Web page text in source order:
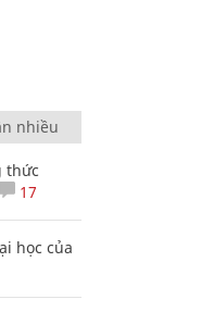
nhiều
thức
17
học của